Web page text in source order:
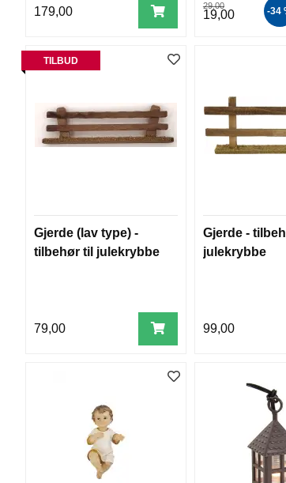
179,00 29,00
19,00 -34
TILBUD
Gjerde (lav type) -
tilbehør til julekrybbe
79,00
Gjerde -
julekrybbe
99,00